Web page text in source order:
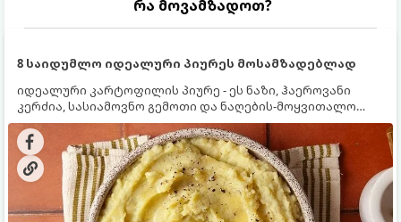
რა მოვამზადოთ?
8 საიდუმლო იდეალური პიურეს მოსამზადებლად
იდეალური კარტოფილის პიურე - ეს ნაზი, ჰაეროვანი
კერძია, სასიამოვნო გემოთი და ნაღების-მოყვითალო
ფერით. მისი მომზადება ძალიან მარტივია, მაგრამ
არსებობს რამდენიმე საიდუმლო, რომლებიც უნდა
იცოდეთ, რომ პიურე იდეალურად გემრიელი გამოვიდეს.